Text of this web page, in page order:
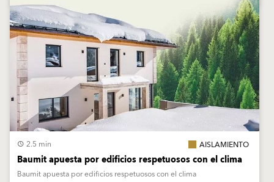
2.5 min AISLAMIENTO
Baumit apuesta por edificios respetuosos con el clima
Baumit apuesta por edificios respetuosos con el clima